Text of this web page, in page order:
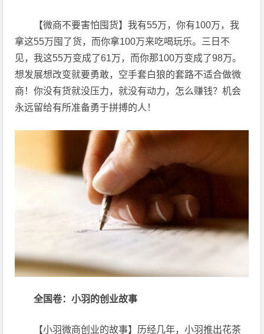
【微商不要害怕囤货】我有55万，你有100万，我
拿这55万囤了货，而你拿100万来吃喝玩乐。三日不
见，我这55万变成了61万，而你那100万变成了98万。
想发展想改变就要勇敢，空手套白狼的套路不适合做微
商！你没有货就没压力，就没有动力，怎么赚钱？机会
永远留给有所准备勇于拼搏的人！
全国卷：小羽的创业故事
【小羽微商创业的故事】历经几年，小羽推出花茶